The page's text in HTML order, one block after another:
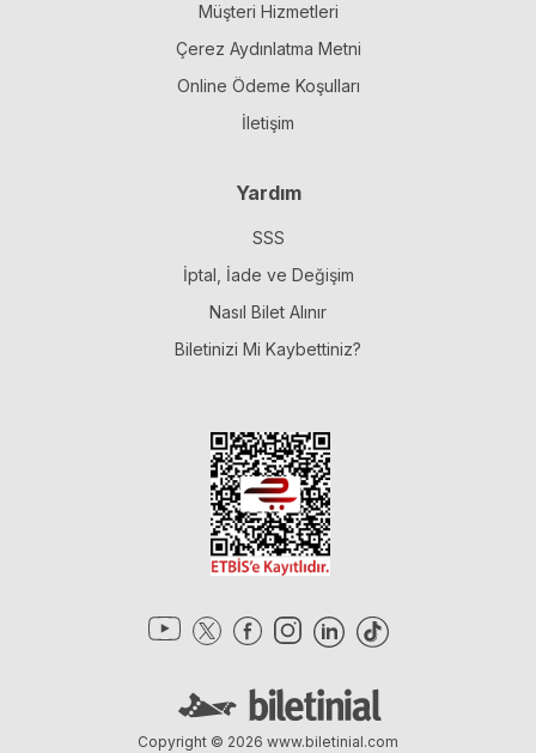
Müşteri Hizmetleri
Çerez Aydınlatma Metni
Online Ödeme Koşulları
İletişim
Yardım
SSS
İptal, İade ve Değişim
Nasıl Bilet Alınır
Biletinizi Mi Kaybettiniz?
Copyright © 2026 www.biletinial.com